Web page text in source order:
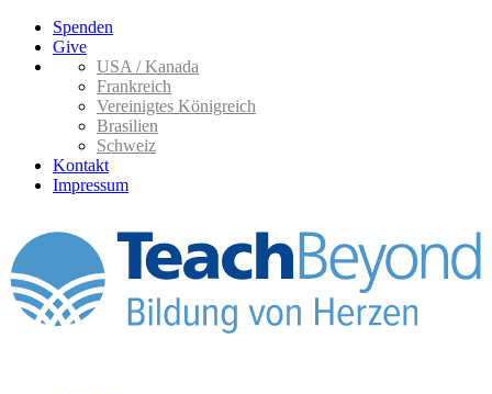
Spenden
Give
USA / Kanada
Frankreich
Vereinigtes Königreich
Brasilien
Schweiz
Kontakt
Impressum